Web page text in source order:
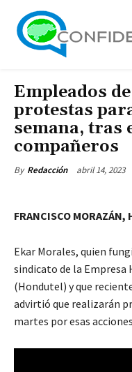
Empleados
protestas
semana, tras
compañeros
By Redacción abril 14, 2023
FRANCISCO MORAZÁN,
Ekar Morales, quien
sindicato de la Empresa
(Hondutel) y que
advirtió que realizarán
martes por esas